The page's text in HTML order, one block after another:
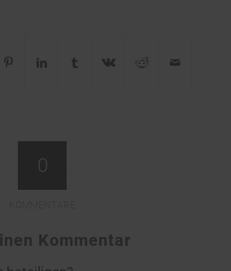
0
Kommentar